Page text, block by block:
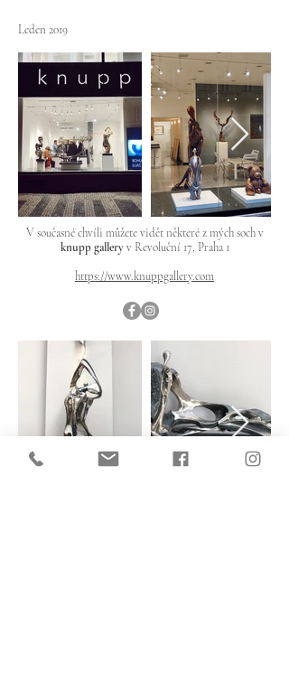
Leden 2019
V současné chvíli můžete vidět některé z mých soch v
knupp gallery v Revoluční 17, Praha 1
https://www.knuppgallery.com